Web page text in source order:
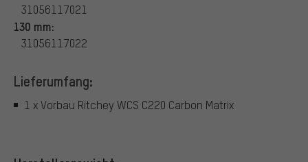
31056117021
130 mm:
31056117022
Lieferumfang:
1 x Vorbau Ritchey WCS C220 Carbon Matrix